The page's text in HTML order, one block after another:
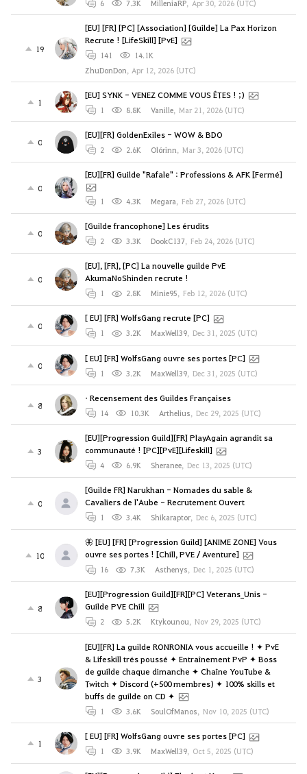
6 7.3K MilleniaRP, Apr 30, 2026 (UTC)
19
[EU] [FR] [PC] [Association] [Guilde] La Pax Horizon
Recrute ! [LifeSkill] [PvE]
141
14.1K
ZhuDonDon, Apr 12, 2026 (UTC)
1
[EU] SYNK - VENEZ COMME VOUS ÊTES ! ;)
1 8.8K Vanille, Mar 21, 2026 (UTC)
0
[EU][FR] GoldenExiles - WOW & BDO
2 2.6K Olórinn, Mar 3, 2026 (UTC)
0
[EU][FR] Guilde "Rafale" : Professions & AFK [Fermé]
1 4.3K Megara, Feb 27, 2026 (UTC)
0
[Guilde francophone] Les érudits
2 3.3K DookC137, Feb 24, 2026 (UTC)
0
[EU], [FR], [PC] La nouvelle guilde PvE
AkumaNoShinden recrute !
1 2.8K Minie95, Feb 12, 2026 (UTC)
0
[ EU] [FR] WolfsGang recrute [PC]
1 3.2K MaxWell39, Dec 31, 2025 (UTC)
0
[ EU] [FR] WolfsGang ouvre ses portes [PC]
1 3.2K MaxWell39, Dec 31, 2025 (UTC)
8
• Recensement des Guildes Françaises
14 10.3K Arthelius, Dec 29, 2025 (UTC)
3
[EU][Progression Guild][FR] PlayAgain agrandit sa
communauté ! [PC][PvE][Lifeskill]
4 6.9K Sheranee, Dec 13, 2025 (UTC)
0
[Guilde FR] Narukhan - Nomades du sable &
Cavaliers de l'Aube - Recrutement Ouvert
1 3.4K Shikaraptor, Dec 6, 2025 (UTC)
10
🦋 [EU] [FR] [Progression Guild] [ANIME ZONE] Vous
ouvre ses portes ! [Chill, PVE / Aventure]
16 7.3K Asthenys, Dec 1, 2025 (UTC)
8
[EU][Progression Guild][FR][PC] Veterans_Unis -
Guilde PVE Chill
2 5.2K Ktykounou, Nov 29, 2025 (UTC)
3
[EU][FR] La guilde RONRONIA vous accueille ! ✦ PvE
& Lifeskill trés poussé ✦ Entraînement PvP ✦ Boss
de guilde chaque dimanche ✦ Chaîne YouTube &
Twitch ✦ Discord (+500 membres) ✦ 100% skills et
buffs de guilde on CD ✦
1 3.6K SoulOfManos, Nov 10, 2025 (UTC)
1
[ EU] [FR] WolfsGang ouvre ses portes [PC]
1 3.9K MaxWell39, Oct 5, 2025 (UTC)